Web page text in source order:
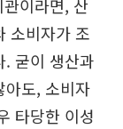
이라면, 산
소비자가 조
굳이 생산과
아도, 소비자
타당한 이성